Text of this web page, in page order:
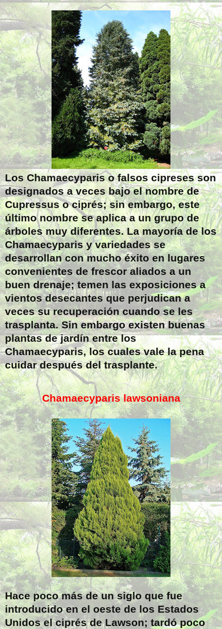
Los Chamaecyparis o falsos cipreses son
designados a veces bajo el nombre de
Cupressus o ciprés; sin embargo, este
último nombre se aplica a un grupo de
árboles muy diferentes. La mayoría de los
Chamaecyparis y variedades se
desarrollan con mucho éxito en lugares
convenientes de frescor aliados a un
buen drenaje; temen las exposiciones a
vientos desecantes que perjudican a
veces su recuperación cuando se les
trasplanta. Sin embargo existen buenas
plantas de jardín entre los
Chamaecyparis, los cuales vale la pena
cuidar después del trasplante.
Chamaecyparis lawsoniana
Hace poco más de un siglo que fue
introducido en el oeste de los Estados
Unidos el ciprés de Lawson; tardó poco